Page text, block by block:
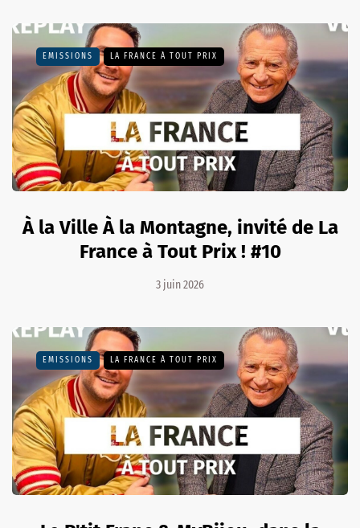
EMISSIONS LA FRANCE À TOUT PRIX
À la Ville À la Montagne, invité de La
France à Tout Prix ! #10
3 juin 2026
EMISSIONS LA FRANCE À TOUT PRIX